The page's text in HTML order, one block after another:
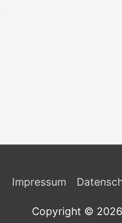
Impressum
Copyright © 2026